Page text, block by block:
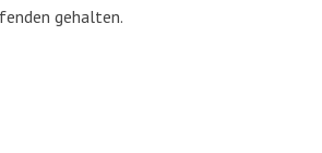
gehalten.